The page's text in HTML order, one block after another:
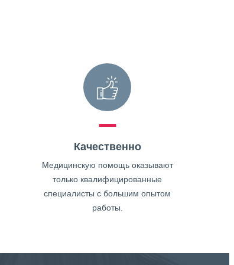
Качественно
Медицинскую помощь оказывают
только квалифицированные
специалисты с большим опытом
работы.